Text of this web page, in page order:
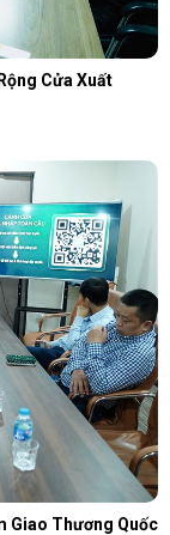
Cửa Xuất
Giao Thương Quốc